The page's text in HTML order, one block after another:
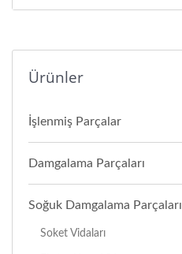
Ürünler
İşlenmiş Parçalar
Damgalama Parçaları
Soğuk Damgalama Parçaları
Soket Vidaları